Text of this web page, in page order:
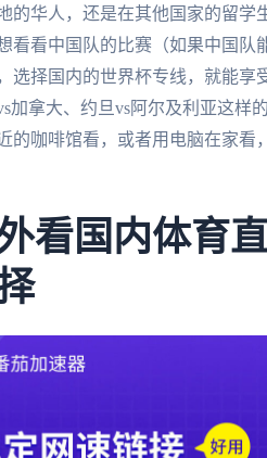
的华人，还是在其他国家的留学
看看中国队的比赛（如果中国
选择国内的世界杯专线，就能享
加拿大、约旦vs阿尔及利亚这样
的咖啡馆看，或者用电脑在家
看国内体育